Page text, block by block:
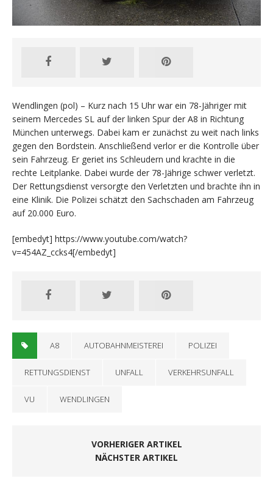
Wendlingen (pol) – Kurz nach 15 Uhr war ein 78-Jähriger mit
seinem Mercedes SL auf der linken Spur der A8 in Richtung
München unterwegs. Dabei kam er zunächst zu weit nach links
gegen den Bordstein. Anschließend verlor er die Kontrolle über
sein Fahrzeug. Er geriet ins Schleudern und krachte in die
rechte Leitplanke. Dabei wurde der 78-Jährige schwer verletzt.
Der Rettungsdienst versorgte den Verletzten und brachte ihn in
eine Klinik. Die Polizei schätzt den Sachschaden am Fahrzeug
auf 20.000 Euro.
[embedyt] https://www.youtube.com/watch?
v=454AZ_ccks4[/embedyt]
A8 AUTOBAHNMEISTEREI POLIZEI
RETTUNGSDIENST UNFALL VERKEHRSUNFALL
VU WENDLINGEN
VORHERIGER ARTIKEL
NÄCHSTER ARTIKEL